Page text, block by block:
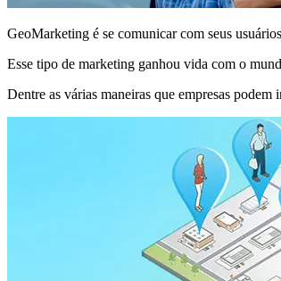
GeoMarketing é se comunicar com seus
Esse tipo de marketing ganhou vida com o
Dentre as várias maneiras que empresas